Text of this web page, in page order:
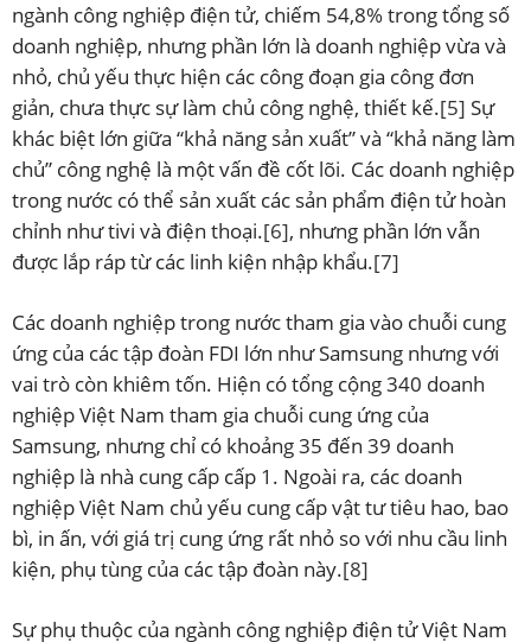
ngành công nghiệp điện tử, chiếm 54,8% trong tổng số
doanh nghiệp, nhưng phần lớn là doanh nghiệp vừa và
nhỏ, chủ yếu thực hiện các công đoạn gia công đơn
giản, chưa thực sự làm chủ công nghệ, thiết kế.[5] Sự
khác biệt lớn giữa “khả năng sản xuất” và “khả năng làm
chủ” công nghệ là một vấn đề cốt lõi. Các doanh nghiệp
trong nước có thể sản xuất các sản phẩm điện tử hoàn
chỉnh như tivi và điện thoại.[6], nhưng phần lớn vẫn
được lắp ráp từ các linh kiện nhập khẩu.[7]
Các doanh nghiệp trong nước tham gia vào chuỗi cung
ứng của các tập đoàn FDI lớn như Samsung nhưng với
vai trò còn khiêm tốn. Hiện có tổng cộng 340 doanh
nghiệp Việt Nam tham gia chuỗi cung ứng của
Samsung, nhưng chỉ có khoảng 35 đến 39 doanh
nghiệp là nhà cung cấp cấp 1. Ngoài ra, các doanh
nghiệp Việt Nam chủ yếu cung cấp vật tư tiêu hao, bao
bì, in ấn, với giá trị cung ứng rất nhỏ so với nhu cầu linh
kiện, phụ tùng của các tập đoàn này.[8]
Sự phụ thuộc của ngành công nghiệp điện tử Việt Nam